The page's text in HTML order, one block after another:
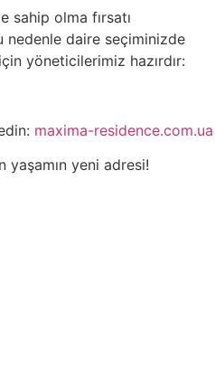
sahip olma fırsatı
nedenle daire seçiminizde
yöneticilerimiz hazırdır:
maxima-residence.com.ua
yaşamın yeni adresi!